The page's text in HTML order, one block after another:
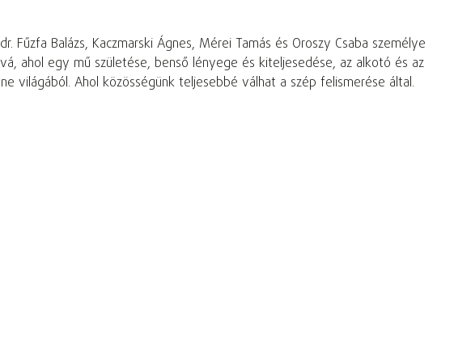
Balázs, Kaczmarski Ágnes, Mérei Tamás és Oroszy Csaba személye
ahol egy mű születése, benső lényege és kiteljesedése, az alkotó és az
világából. Ahol közösségünk teljesebbé válhat a szép felismerése által.